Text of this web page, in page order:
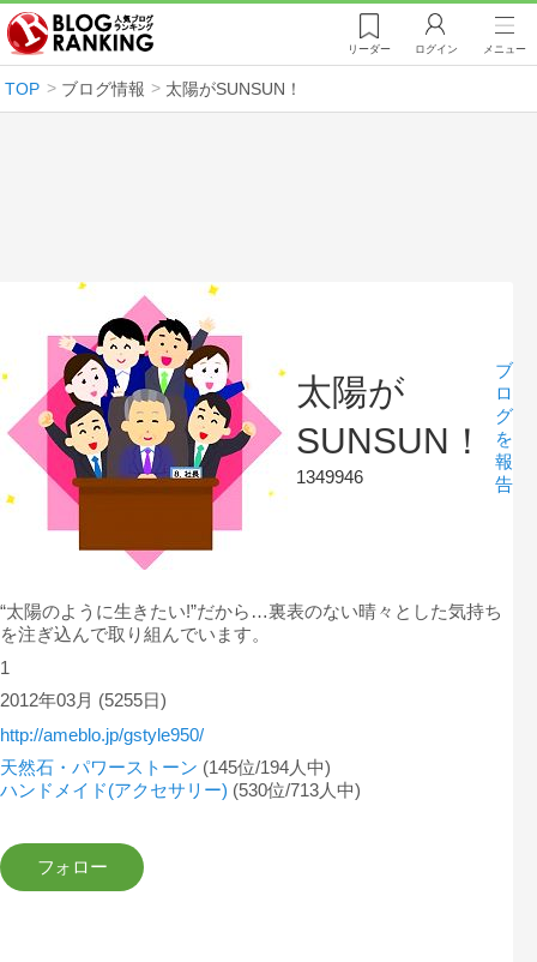
リーダー ログイン メニュー
TOP ブログ情報 太陽がSUNSUN！
太陽が
SUNSUN！
1349946
ブ
ロ
グ
を
報
告
“太陽のように生きたい!”だから…裏表のない晴々とした気持ち
を注ぎ込んで取り組んでいます。
1
2012年03月 (5255日)
http://ameblo.jp/gstyle950/
天然石・パワーストーン (145位/194人中)
ハンドメイド(アクセサリー) (530位/713人中)